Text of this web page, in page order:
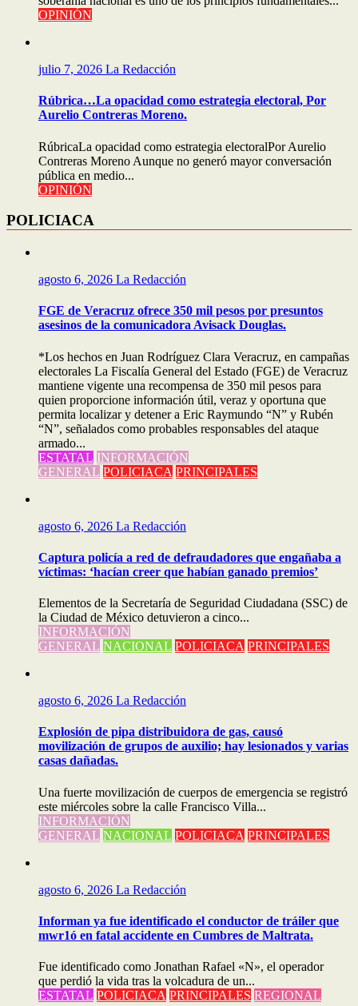
OPINIÓN
julio 7, 2026 La Redacción
Rúbrica…La opacidad como estrategia electoral, Por
Aurelio Contreras Moreno.
RúbricaLa opacidad como estrategia electoralPor Aurelio
Contreras Moreno Aunque no generó mayor conversación
pública en medio...
OPINIÓN
POLICIACA
agosto 6, 2026 La Redacción
FGE de Veracruz ofrece 350 mil pesos por presuntos
asesinos de la comunicadora Avisack Douglas.
*Los hechos en Juan Rodríguez Clara Veracruz, en campañas
electorales La Fiscalía General del Estado (FGE) de Veracruz
mantiene vigente una recompensa de 350 mil pesos para
quien proporcione información útil, veraz y oportuna que
permita localizar y detener a Eric Raymundo “N” y Rubén
“N”, señalados como probables responsables del ataque
armado...
ESTATAL INFORMACIÓN
GENERAL POLICIACA PRINCIPALES
agosto 6, 2026 La Redacción
Captura policía a red de defraudadores que engañaba a
víctimas: ‘hacían creer que habían ganado premios’
Elementos de la Secretaría de Seguridad Ciudadana (SSC) de
la Ciudad de México detuvieron a cinco...
INFORMACIÓN
GENERAL NACIONAL POLICIACA PRINCIPALES
agosto 6, 2026 La Redacción
Explosión de pipa distribuidora de gas, causó
movilización de grupos de auxilio; hay lesionados y varias
casas dañadas.
Una fuerte movilización de cuerpos de emergencia se registró
este miércoles sobre la calle Francisco Villa...
INFORMACIÓN
GENERAL NACIONAL POLICIACA PRINCIPALES
agosto 6, 2026 La Redacción
Informan ya fue identificado el conductor de tráiler que
mwr1ó en fatal accidente en Cumbres de Maltrata.
Fue identificado como Jonathan Rafael «N», el operador
que perdió la vida tras la volcadura de un...
ESTATAL POLICIACA PRINCIPALES REGIONAL